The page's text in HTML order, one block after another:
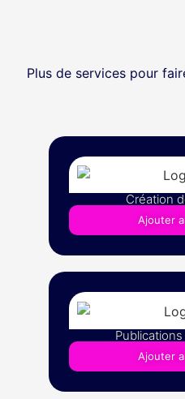
Plus de services pour
Création
Ajouter
Ajouter